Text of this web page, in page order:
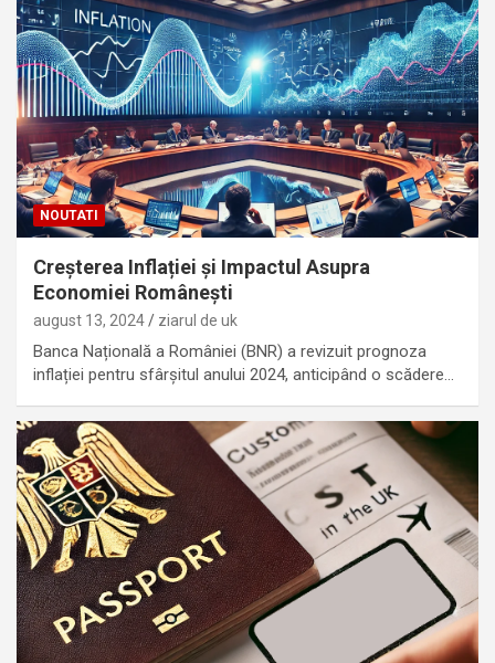
NOUTATI
Creșterea Inflației și Impactul Asupra
Economiei Românești
august 13, 2024 ziarul de uk
Banca Națională a României (BNR) a revizuit prognoza
inflației pentru sfârșitul anului 2024, anticipând o scădere…